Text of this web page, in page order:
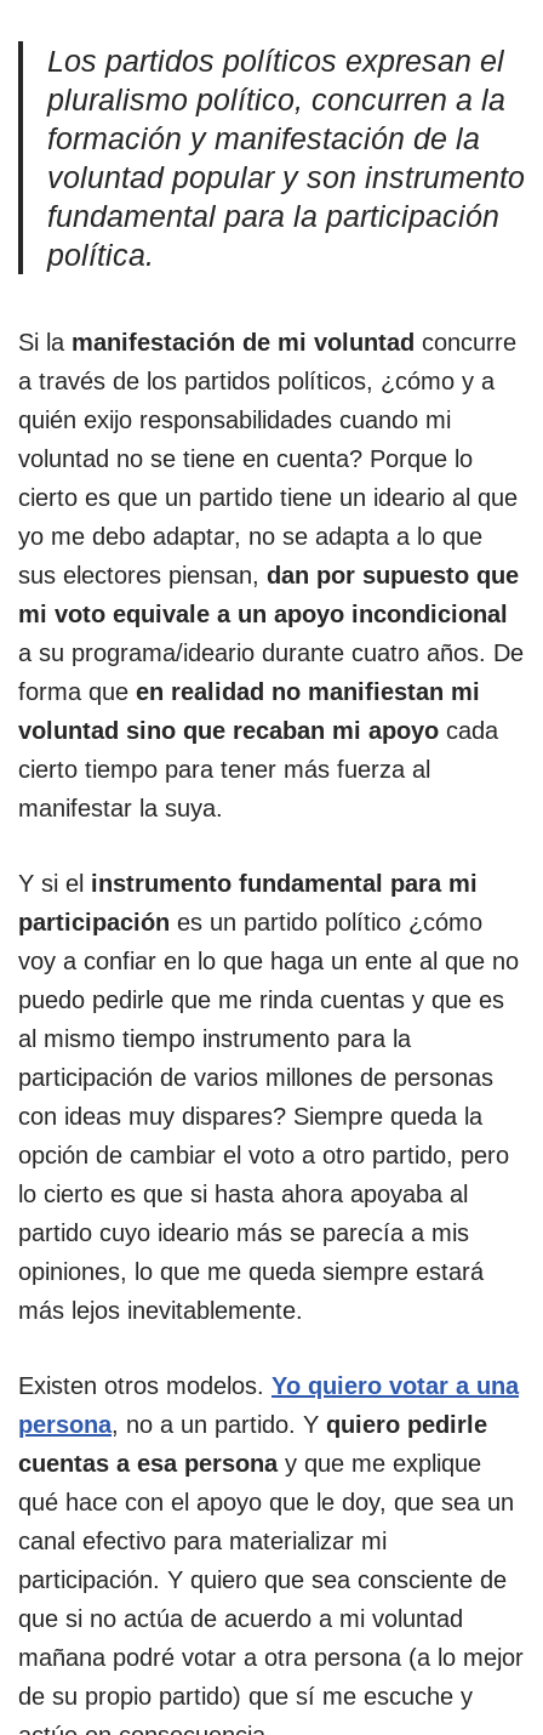
Los partidos políticos expresan el
pluralismo político, concurren a la
formación y manifestación de la
voluntad popular y son instrumento
fundamental para la participación
política.
Si la manifestación de mi voluntad concurre
a través de los partidos políticos, ¿cómo y a
quién exijo responsabilidades cuando mi
voluntad no se tiene en cuenta? Porque lo
cierto es que un partido tiene un ideario al que
yo me debo adaptar, no se adapta a lo que
sus electores piensan, dan por supuesto que
mi voto equivale a un apoyo incondicional
a su programa/ideario durante cuatro años. De
forma que en realidad no manifiestan mi
voluntad sino que recaban mi apoyo cada
cierto tiempo para tener más fuerza al
manifestar la suya.
Y si el instrumento fundamental para mi
participación es un partido político ¿cómo
voy a confiar en lo que haga un ente al que no
puedo pedirle que me rinda cuentas y que es
al mismo tiempo instrumento para la
participación de varios millones de personas
con ideas muy dispares? Siempre queda la
opción de cambiar el voto a otro partido, pero
lo cierto es que si hasta ahora apoyaba al
partido cuyo ideario más se parecía a mis
opiniones, lo que me queda siempre estará
más lejos inevitablemente.
Existen otros modelos. Yo quiero votar a una
persona, no a un partido. Y quiero pedirle
cuentas a esa personay que me explique
qué hace con el apoyo que le doy, que sea un
canal efectivo para materializar mi
participación. Y quiero que sea consciente de
que si no actúa de acuerdo a mi voluntad
mañana podré votar a otra persona (a lo mejor
de su propio partido) que sí me escuche y